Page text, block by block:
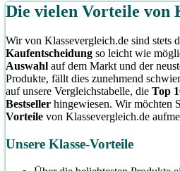
Die vielen Vorteile von
Wir von Klassevergleich.de sind stets
Kaufentscheidung so leicht wie
Auswahl auf dem Markt und der
Produkte, fällt dies zunehmend
auf unsere Vergleichstabelle, die Top
Bestseller hingewiesen. Wir möchten
Vorteile von Klassevergleich.de
Unsere Klasse-Vorteile